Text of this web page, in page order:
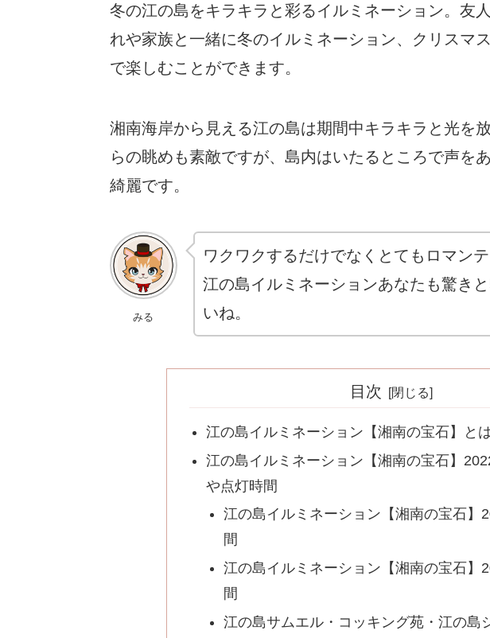
冬の江の島をキラキラと彩るイルミネーション。友
れや家族と一緒に冬のイルミネーション、クリスマ
で楽しむことができます。
湘南海岸から見える江の島は期間中キラキラと光を
らの眺めも素敵ですが、島内はいたるところで声を
綺麗です。
みる
ワクワクするだけでなくとてもロマンテ
江の島イルミネーションあなたも驚き
いね。
目次
江の島イルミネーション【湘南の宝石】と
江の島イルミネーション【湘南の宝石】
や点灯時間
江の島イルミネーション【湘南の宝石】
間
江の島イルミネーション【湘南の宝石】
間
江の島サムエル・コッキング苑・江の島